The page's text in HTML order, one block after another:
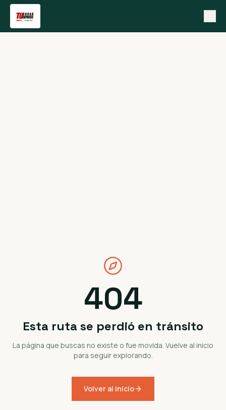
404
Esta ruta se perdió en tránsito
La página que buscas no existe o fue movida. Vuelve al inicio
para seguir explorando.
Volver al inicio